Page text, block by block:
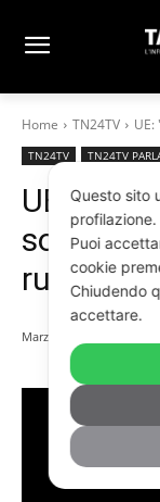
Home TN24TV
TN24TV TN24TV
UE:
russo”
Marzo 9, 2022
Questo sito
profilazione.
Puoi
cookie
Chiudendo
accettare.